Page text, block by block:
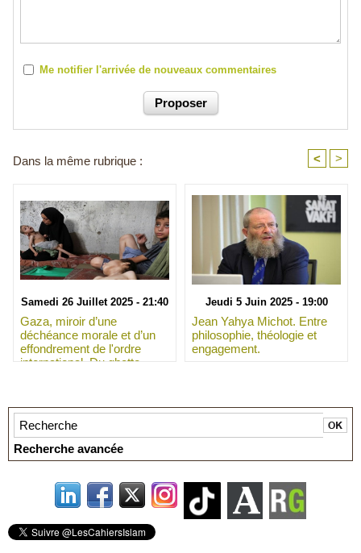
Me notifier l'arrivée de nouveaux commentaires
Dans la même rubrique : < >
Samedi 26 Juillet 2025 - 21:40
Gaza, miroir d’une
déchéance morale et d’un
effondrement de l'ordre
international. Du ghetto
l’humanité.
Jeudi 5 Juin 2025 - 19:00
Jean Yahya Michot. Entre
philosophie, théologie et
engagement.
Recherche avancée